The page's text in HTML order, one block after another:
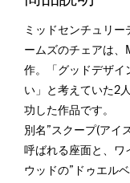
ミッドセンチュリ
ームズのチェアは
作。「グッドデザイ
い」と考えていた2
功した作品です。
別名”スクープ(アイ
呼ばれる座面と、ワ
ウッドの”ドゥエル